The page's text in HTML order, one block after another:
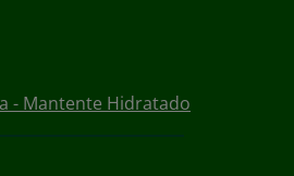
- Mantente Hidratado